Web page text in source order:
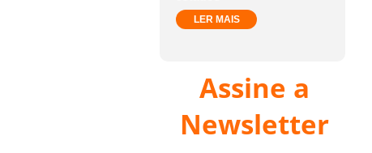
LER MAIS
Assine a
Newsletter